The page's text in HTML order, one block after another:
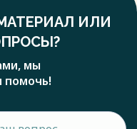
ИЛИ
мы
помочь!